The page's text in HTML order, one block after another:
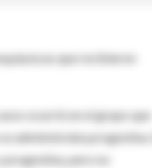
que recibieron
ocurrió en el grupo que
administraba progestina.
pero no